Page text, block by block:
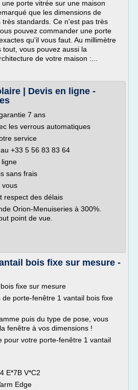
porte vitrée sur une maison
que les dimensions de
standards. Ce n'est pas très
pouvez commander une porte
qu'il vous faut. Au millimètre
vous pouvez aussi la
de votre maison :...
| Devis en ligne -
7 ans
les verrous automatiques
service
+33 5 56 83 83 64
ligne
sans frais
vous
respect des délais
Orion-Menuiseries à 300%.
point de vue.
bois fixe sur mesure -
fixe sur mesure
porte-fenêtre 1 vantail bois fixe
puis du type de pose, vous
fenêtre à vos dimensions !
pour votre porte-fenêtre 1 vantail
E*7B V*C2
Edge